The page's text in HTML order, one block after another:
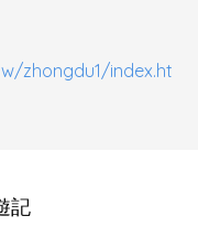
zhongdu1/index.ht
記